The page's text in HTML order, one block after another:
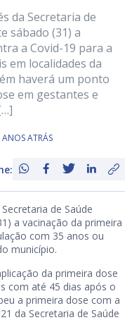
da Secretaria de
sábado (31) a
a Covid-19 para a
em localidades da
haverá um ponto
em gestantes e
ATRÁS
de Saúde
a vacinação da primeira
com 35 anos ou
município.
da primeira dose
com até 45 dias após o
a primeira dose com a
da Secretaria de Saúde